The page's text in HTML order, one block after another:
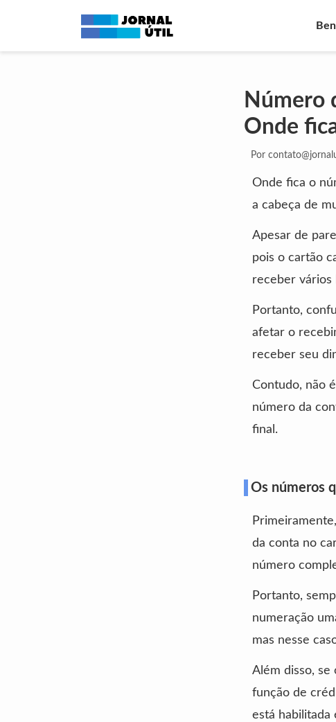
Número
Onde
Por
Onde fica o
a cabeça de
Apesar de
pois o cartão
receber vários
Portanto,
afetar o
receber seu
Contudo, não
número da
final.
Os números
da conta no
número
Portanto,
numeração
mas nesse
Além disso, se
função de
está habilitada